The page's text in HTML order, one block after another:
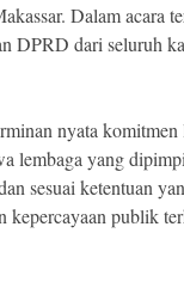
Dalam acara
DPRD dari seluruh
nyata
lembaga yang
sesuai ketentuan
kepercayaan publik